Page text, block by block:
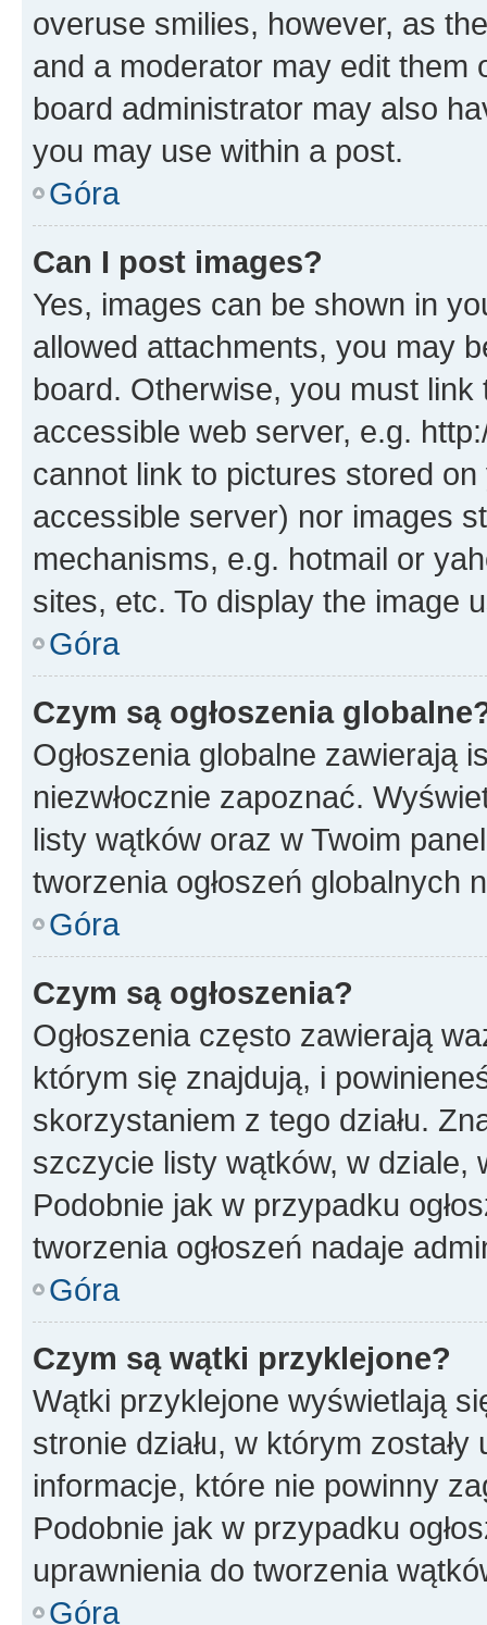
overuse smilies, however, as
and a moderator may edit them
board administrator may also
you may use within a post.
Góra
Can I post images?
Yes, images can be shown in
allowed attachments, you may
board. Otherwise, you must
accessible web server, e.g.
cannot link to pictures stored
accessible server) nor images
mechanisms, e.g. hotmail or
sites, etc. To display the image
Góra
Czym są ogłoszenia
Ogłoszenia globalne zawierają
niezwłocznie zapoznać.
listy wątków oraz w Twoim
tworzenia ogłoszeń globalnych
Góra
Czym są ogłoszenia?
Ogłoszenia często zawierają
którym się znajdują, i
skorzystaniem z tego działu.
szczycie listy wątków, w dziale,
Podobnie jak w przypadku
tworzenia ogłoszeń nadaje
Góra
Czym są wątki przyklejone?
Wątki przyklejone wyświetlają
stronie działu, w którym
informacje, które nie powinny
Podobnie jak w przypadku
uprawnienia do tworzenia
Góra